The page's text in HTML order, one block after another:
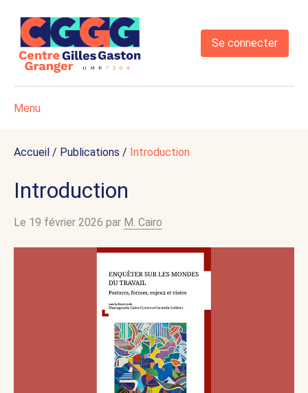
Se connecter
Menu
Accueil / Publications / Introduction
Introduction
Le 19 février 2026 par M. Cairo